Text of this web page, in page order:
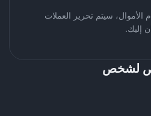
الأموال، سيتم تحرير العملات
إليك.
لشخص